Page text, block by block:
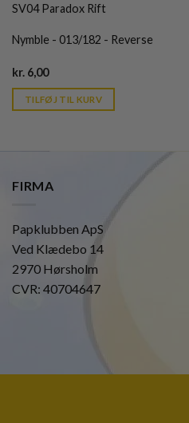
SV04 Paradox Rift
Nymble - 013/182 - Reverse
kr. 6,00Current
is:
kr. 39,95.
TILFØJ TIL KURV
FIRMA
Papklubben ApS
Ved Klædebo 14
2970 Hørsholm
CVR: 40704647